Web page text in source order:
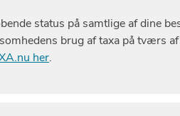
status på samtlige af dine
brug af taxa på tværs
her.